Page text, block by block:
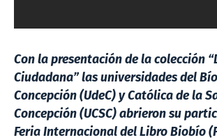
Con la presentación de la colección
Ciudadana” las universidades del
Concepción (UdeC) y Católica de la
Concepción (UCSC) abrieron su
Feria Internacional del Libro Biobío